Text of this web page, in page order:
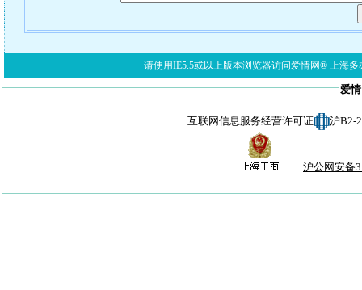
请使用IE5.5或以上版本浏览器访问爱情网® 上海多
爱
互联网信息服务经营许可证 沪B2-
沪公网安备